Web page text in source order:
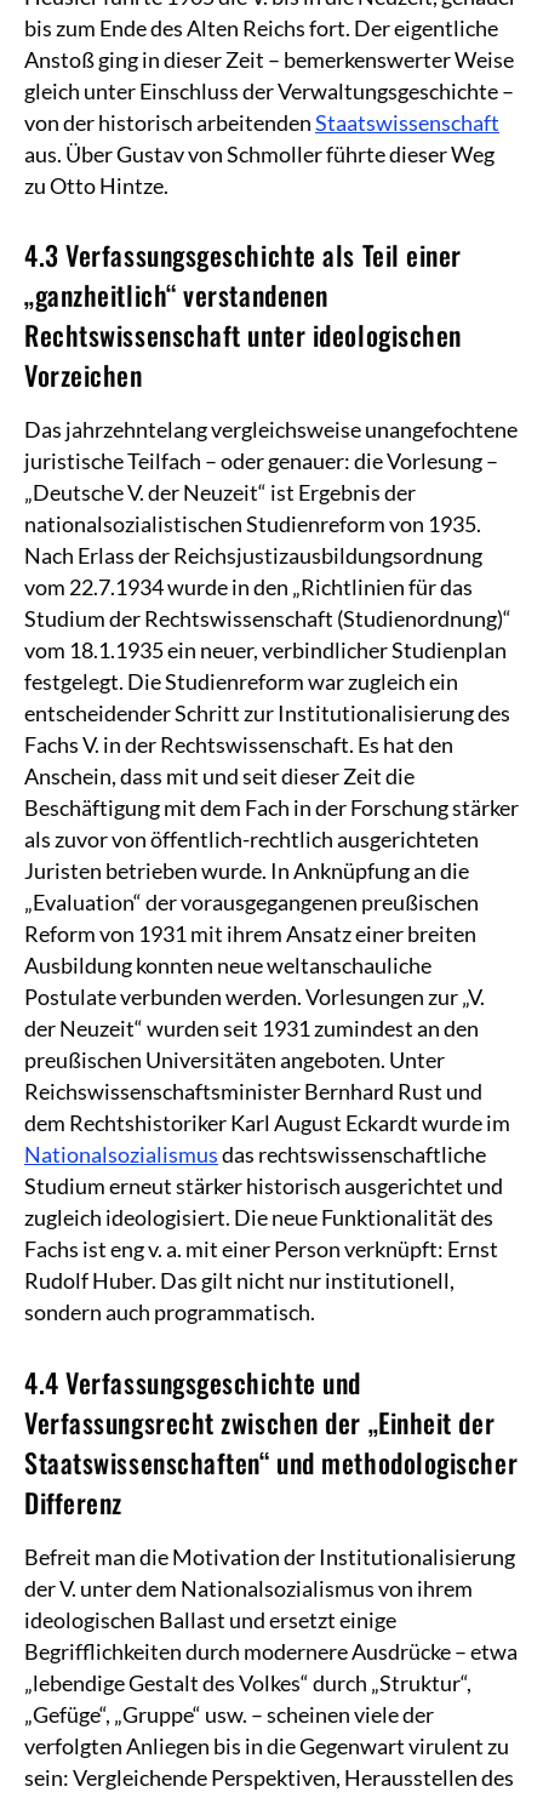
bis zum Ende des Alten Reichs fort. Der eigentliche
Anstoß ging in dieser Zeit – bemerkenswerter Weise
gleich unter Einschluss der Verwaltungsgeschichte –
von der historisch arbeitendenStaatswissenschaft
aus. Über Gustav von Schmoller führte dieser Weg
zu Otto Hintze.
4.3 Verfassungsgeschichte als Teil einer
„ganzheitlich“ verstandenen
Rechtswissenschaft unter ideologischen
Vorzeichen
Das jahrzehntelang vergleichsweise unangefochtene
juristische Teilfach – oder genauer: die Vorlesung –
„Deutsche V. der Neuzeit“ ist Ergebnis der
nationalsozialistischen Studienreform von 1935.
Nach Erlass der Reichsjustizausbildungsordnung
vom 22.7.1934 wurde in den „Richtlinien für das
Studium der Rechtswissenschaft (Studienordnung)“
vom 18.1.1935 ein neuer, verbindlicher Studienplan
festgelegt. Die Studienreform war zugleich ein
entscheidender Schritt zur Institutionalisierung des
Fachs V. in der Rechtswissenschaft. Es hat den
Anschein, dass mit und seit dieser Zeit die
Beschäftigung mit dem Fach in der Forschung stärker
als zuvor von öffentlich-rechtlich ausgerichteten
Juristen betrieben wurde. In Anknüpfung an die
„Evaluation“ der vorausgegangenen preußischen
Reform von 1931 mit ihrem Ansatz einer breiten
Ausbildung konnten neue weltanschauliche
Postulate verbunden werden. Vorlesungen zur „V.
der Neuzeit“ wurden seit 1931 zumindest an den
preußischen Universitäten angeboten. Unter
Reichswissenschaftsminister Bernhard Rust und
dem Rechtshistoriker Karl August Eckardt wurde im
Nationalsozialismusdas rechtswissenschaftliche
Studium erneut stärker historisch ausgerichtet und
zugleich ideologisiert. Die neue Funktionalität des
Fachs ist eng v. a. mit einer Person verknüpft: Ernst
Rudolf Huber. Das gilt nicht nur institutionell,
sondern auch programmatisch.
4.4 Verfassungsgeschichte und
Verfassungsrecht zwischen der „Einheit der
Staatswissenschaften“ und methodologischer
Differenz
Befreit man die Motivation der Institutionalisierung
der V. unter dem Nationalsozialismus von ihrem
ideologischen Ballast und ersetzt einige
Begrifflichkeiten durch modernere Ausdrücke – etwa
„lebendige Gestalt des Volkes“ durch „Struktur“,
„Gefüge“, „Gruppe“ usw. – scheinen viele der
verfolgten Anliegen bis in die Gegenwart virulent zu
sein: Vergleichende Perspektiven, Herausstellen des